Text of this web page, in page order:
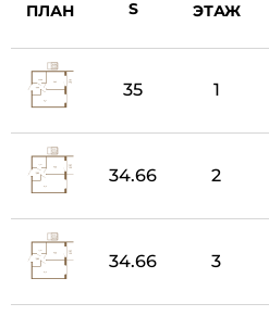
ПЛАН ЭТАЖ
35 1
34.66 2
34.66 3